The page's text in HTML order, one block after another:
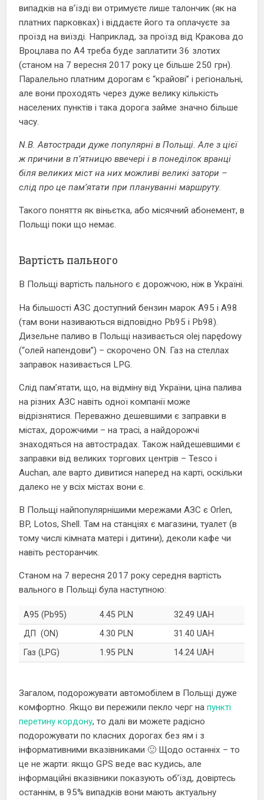
випадків на в’їзді ви отримуєте лише талончик (як на
платних парковках) і віддаєте його та оплачуєте за
проїзд на виїзді. Наприклад, за проїзд від Кракова до
Вроцлава по А4 треба буде заплатити 36 злотих
(станом на 7 вересня 2017 року це більше 250 грн).
Паралельно платним дорогам є “крайові” і регіональні,
але вони проходять через дуже велику кількість
населених пунктів і така дорога займе значно більше
часу.
N.B. Автостради дуже популярні в Польщі. Але з цієї
ж причини в п’ятницю ввечері і в понеділок вранці
біля великих міст на них можливі великі затори –
слід про це пам’ятати при плануванні маршруту.
Такого поняття як віньєтка, або місячний абонемент, в
Польщі поки що немає.
Вартість пального
В Польщі вартість пального є дорожчою, ніж в Україні.
На більшості АЗС доступний бензин марок А95 і А98
(там вони називаються відповідно Pb95 і Pb98).
Дизельне паливо в Польщі називається olej napędowy
(“олей напендови”) – скорочено ON. Газ на стеллах
заправок називається LPG.
Слід пам’ятати, що, на відміну від України, ціна палива
на різних АЗС навіть одної компанії може
відрізнятися. Переважно дешевшими є заправки в
містах, дорожчими – на трасі, а найдорожчі
знаходяться на автострадах. Також найдешевшими є
заправки від великих торгових центрів – Tesco і
Auchan, але варто дивитися наперед на карті, оскільки
далеко не у всіх містах вони є.
В Польщі найпопулярнішими мережами АЗС є Orlen,
BP, Lotos, Shell. Там на станціях є магазини, туалет (в
тому числі кімната матері і дитини), деколи кафе чи
навіть ресторанчик.
Станом на 7 вересня 2017 року середня вартість
вального в Польщі була наступною:
A95 (Pb95) 4.45 PLN
32.49 UAH
ДП (ON)
4.30 PLN
31.40 UAH
Газ (LPG)
1.95 PLN 14.24 UAH
Загалом, подорожувати автомобілем в Польщі дуже
комфортно. Якщо ви пережили пекло черг напункті
перетину кордону, то далі ви можете радісно
подорожувати по класних дорогах без ям і з
інформативними вказівниками 🙂 Щодо останніх – то
це не жарти: якщо GPS веде вас кудись, але
інформаційні вказівники показують об’їзд, довіртесь
останнім, в 95% випадків вони мають актуальну